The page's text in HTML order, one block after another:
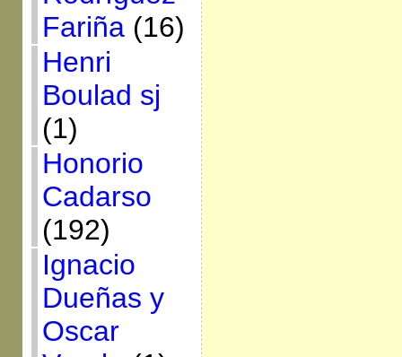
Fariña(16)
Henri
Boulad sj
(1)
Honorio
Cadarso
(192)
Ignacio
Dueñas y
Oscar